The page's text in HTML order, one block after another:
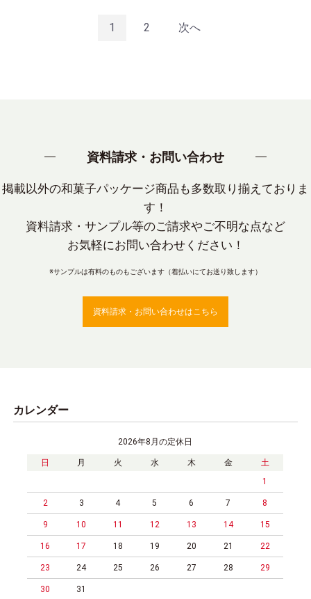
1 2 次へ
資料請求・お問い合わせ
掲載以外の和菓子パッケージ商品も多数取り揃えておりま
す！
資料請求・サンプル等のご請求やご不明な点など
お気軽にお問い合わせください！
※サンプルは有料のものもございます（着払いにてお送り致します）
資料請求・お問い合わせはこちら
カレンダー
2026年8月の定休日
日 月 火 水 木 金
土
1
2 3 4 5 6 7 8
9 10 11 12 13 14 15
16 17 18 19 20 21 22
23 24 25 26 27 28 29
30 31